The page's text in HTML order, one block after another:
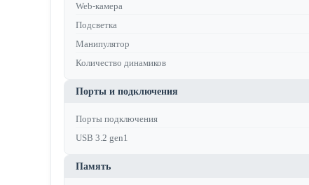
Web-камера
Подсветка
Манипулятор
Количество динамиков
Порты и подключения
Порты подключения
USB 3.2 gen1
Память